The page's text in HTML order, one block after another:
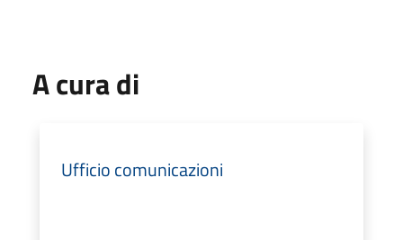
A cura di
Ufficio comunicazioni